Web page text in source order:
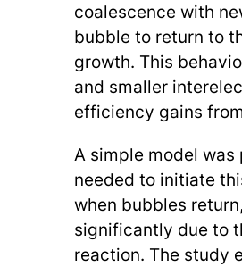
coalescence with
bubble to return to
growth. This
and smaller
efficiency gains
A simple model
needed to initiate
when bubbles
significantly due to
reaction. The study